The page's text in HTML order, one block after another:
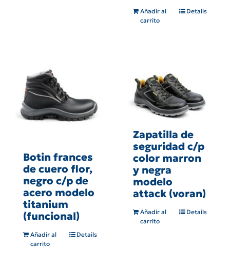
Añadir al
carrito
Details
Botin frances
de cuero flor,
negro c/p de
acero modelo
titanium
(funcional)
Añadir al
carrito
Details
Zapatilla de
seguridad c/p
color marron
y negra
modelo
attack (voran)
Añadir al
carrito
Details